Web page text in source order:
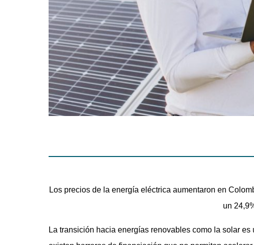
Los precios de la energía eléctrica aumentaron en
un
La transición hacia energías renovables como la solar